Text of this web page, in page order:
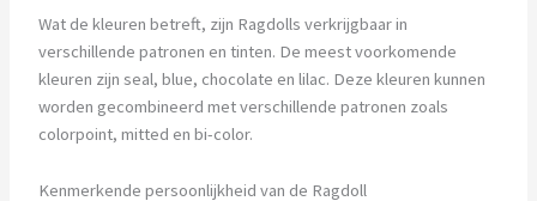
Wat de kleuren betreft, zijn Ragdolls verkrijgbaar in
verschillende patronen en tinten. De meest voorkomende
kleuren zijn seal, blue, chocolate en lilac. Deze kleuren kunnen
worden gecombineerd met verschillende patronen zoals
colorpoint, mitted en bi-color.
Kenmerkende persoonlijkheid van de Ragdoll